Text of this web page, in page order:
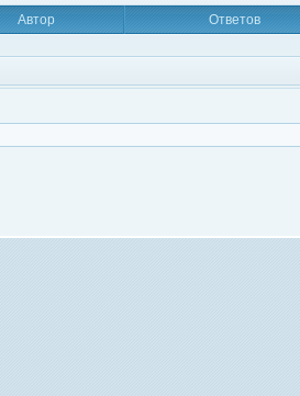
Автор Ответов